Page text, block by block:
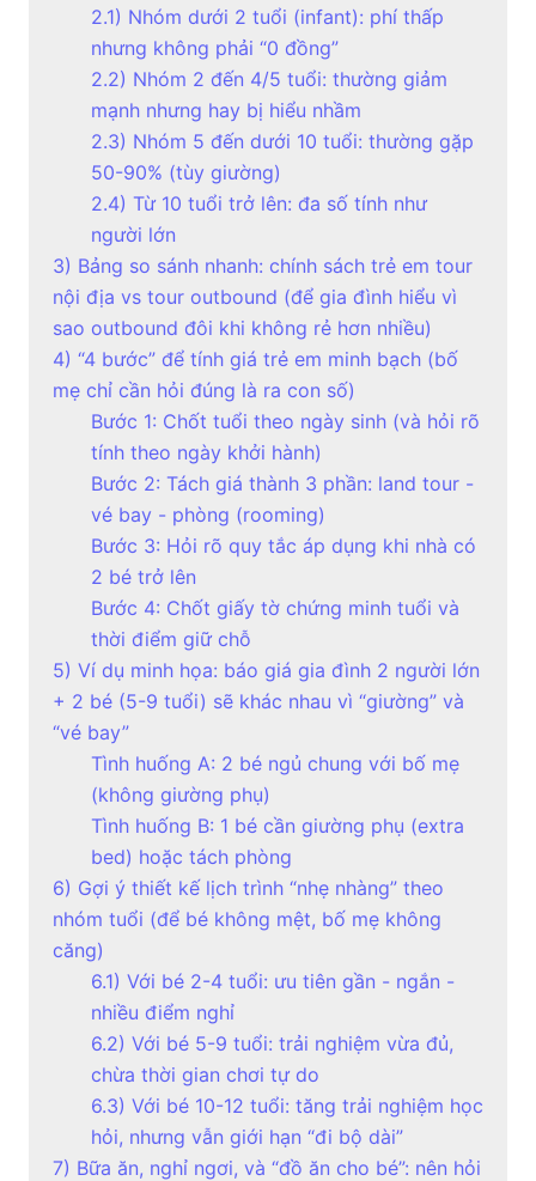
2.1) Nhóm dưới 2 tuổi (infant): phí thấp
nhưng không phải “0 đồng”
2.2) Nhóm 2 đến 4/5 tuổi: thường giảm
mạnh nhưng hay bị hiểu nhầm
2.3) Nhóm 5 đến dưới 10 tuổi: thường gặp
50-90% (tùy giường)
2.4) Từ 10 tuổi trở lên: đa số tính như
người lớn
3) Bảng so sánh nhanh: chính sách trẻ em tour
nội địa vs tour outbound (để gia đình hiểu vì
sao outbound đôi khi không rẻ hơn nhiều)
4) “4 bước” để tính giá trẻ em minh bạch (bố
mẹ chỉ cần hỏi đúng là ra con số)
Bước 1: Chốt tuổi theo ngày sinh (và hỏi rõ
tính theo ngày khởi hành)
Bước 2: Tách giá thành 3 phần: land tour -
vé bay - phòng (rooming)
Bước 3: Hỏi rõ quy tắc áp dụng khi nhà có
2 bé trở lên
Bước 4: Chốt giấy tờ chứng minh tuổi và
thời điểm giữ chỗ
5) Ví dụ minh họa: báo giá gia đình 2 người lớn
+ 2 bé (5-9 tuổi) sẽ khác nhau vì “giường” và
“vé bay”
Tình huống A: 2 bé ngủ chung với bố mẹ
(không giường phụ)
Tình huống B: 1 bé cần giường phụ (extra
bed) hoặc tách phòng
6) Gợi ý thiết kế lịch trình “nhẹ nhàng” theo
nhóm tuổi (để bé không mệt, bố mẹ không
căng)
6.1) Với bé 2-4 tuổi: ưu tiên gần - ngắn -
nhiều điểm nghỉ
6.2) Với bé 5-9 tuổi: trải nghiệm vừa đủ,
chừa thời gian chơi tự do
6.3) Với bé 10-12 tuổi: tăng trải nghiệm học
hỏi, nhưng vẫn giới hạn “đi bộ dài”
7) Bữa ăn, nghỉ ngơi, và “đồ ăn cho bé”: nên hỏi